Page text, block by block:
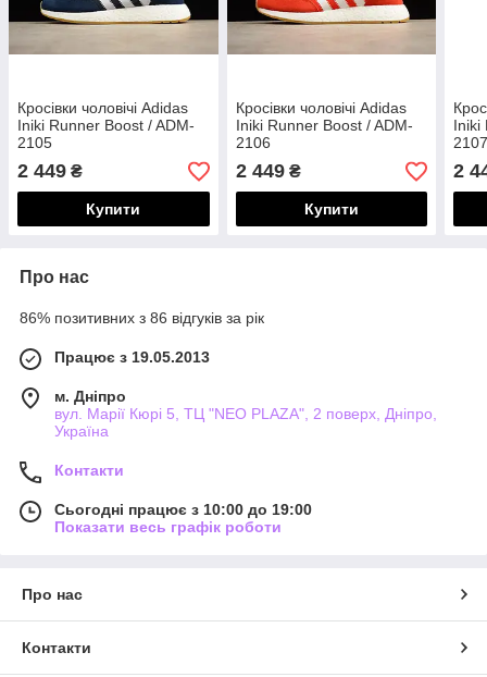
Кросівки чоловічі Adidas
Iniki Runner Boost / ADM-
2105
2 449 ₴
Купити
Кросівки чоловічі Adidas
Iniki Runner Boost / ADM-
2106
2 449₴
Купити
Iniki
2
Про нас
86% позитивних з 86 відгуків за рік
Працює з 19.05.2013
м. Дніпро
вул. Марії Кюрі 5, ТЦ "NEO PLAZA", 2 поверх, Дніпро,
Україна
Контакти
Сьогодні працює з 10:00 до 19:00
Показати весь графік роботи
Про нас
Контакти